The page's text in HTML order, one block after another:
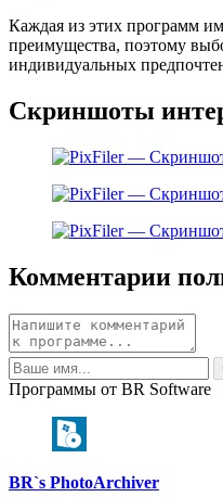
Каждая из этих программ
преимущества, поэтому
индивидуальных
Скриншоты
Комментарии
Программы от BR Software
BR`s PhotoArchiver